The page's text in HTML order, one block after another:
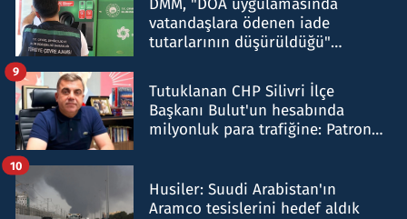
vatandaşlara ödenen iade
tutarlarının düşürüldüğü"
Tutuklanan CHP Silivri İlçe
Başkanı Bulut'un hesabında
milyonluk para trafiğine: Patron
9
Husiler: Suudi Arabistan'ın
Aramco tesislerini hedef aldık
10